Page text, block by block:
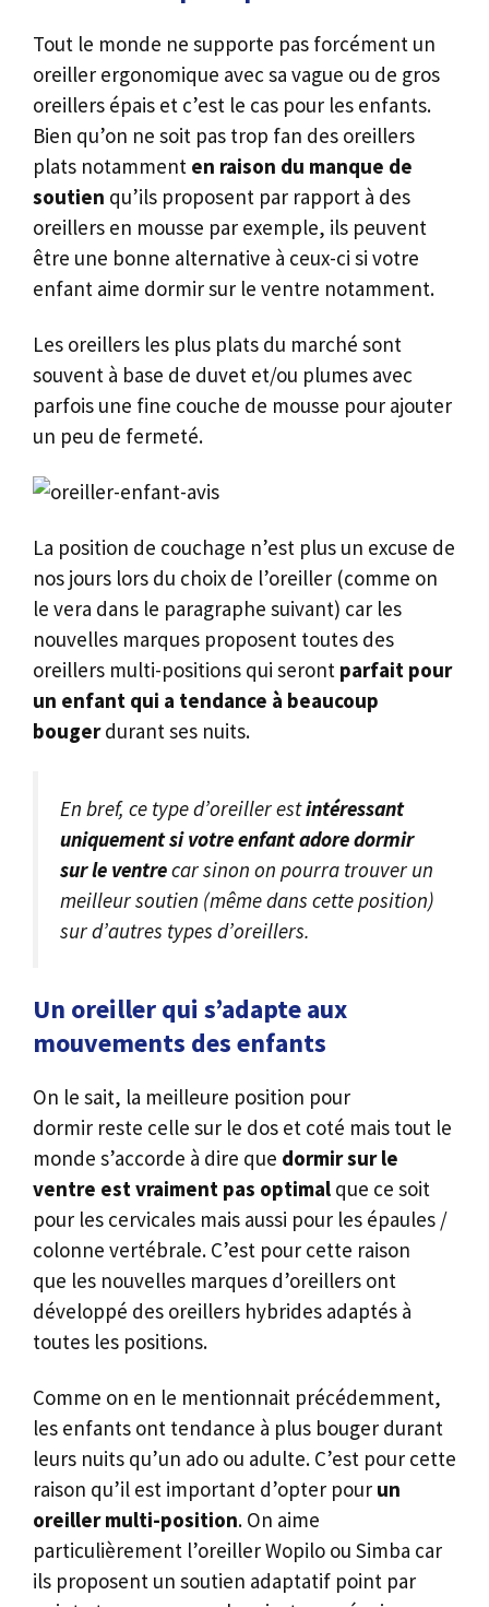
Tout le monde ne supporte pas forcément un
oreiller ergonomique avec sa vague ou de gros
oreillers épais et c’est le cas pour les enfants.
Bien qu’on ne soit pas trop fan des oreillers
plats notamment en raison du manque de
soutien qu’ils proposent par rapport à des
oreillers en mousse par exemple, ils peuvent
être une bonne alternative à ceux-ci si votre
enfant aime dormir sur le ventre notamment.
Les oreillers les plus plats du marché sont
souvent à base de duvet et/ou plumes avec
parfois une fine couche de mousse pour ajouter
un peu de fermeté.
La position de couchage n’est plus un excuse de
nos jours lors du choix de l’oreiller (comme on
le vera dans le paragraphe suivant) car les
nouvelles marques proposent toutes des
oreillers multi-positions qui seront parfait pour
un enfant qui a tendance à beaucoup
bougerdurant ses nuits.
En bref, ce type d’oreiller estintéressant
uniquement si votre enfant adore dormir
sur le ventrecar sinon on pourra trouver un
meilleur soutien (même dans cette position)
sur d’autres types d’oreillers.
Un oreiller qui s’adapte aux
mouvements des enfants
On le sait, la meilleure position pour
dormir reste celle sur le dos et coté mais tout le
monde s’accorde à dire que dormir sur le
ventre est vraiment pas optimal que ce soit
pour les cervicales mais aussi pour les épaules /
colonne vertébrale. C’est pour cette raison
que les nouvelles marques d’oreillers ont
développé des oreillers hybrides adaptés à
toutes les positions.
Comme on en le mentionnait précédemment,
les enfants ont tendance à plus bouger durant
leurs nuits qu’un ado ou adulte. C’est pour cette
raison qu’il est important d’opter pour un
oreiller multi-position. On aime
particulièrement l’oreiller Wopilo ou Simba car
ils proposent un soutien adaptatif point par